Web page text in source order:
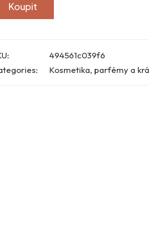
Koupit
494561c039f6
Kosmetika, parfémy a